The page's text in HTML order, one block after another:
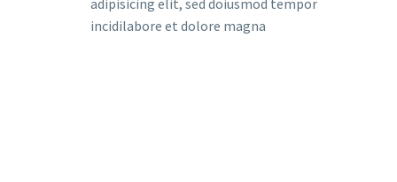
incidilabore et dolore magna